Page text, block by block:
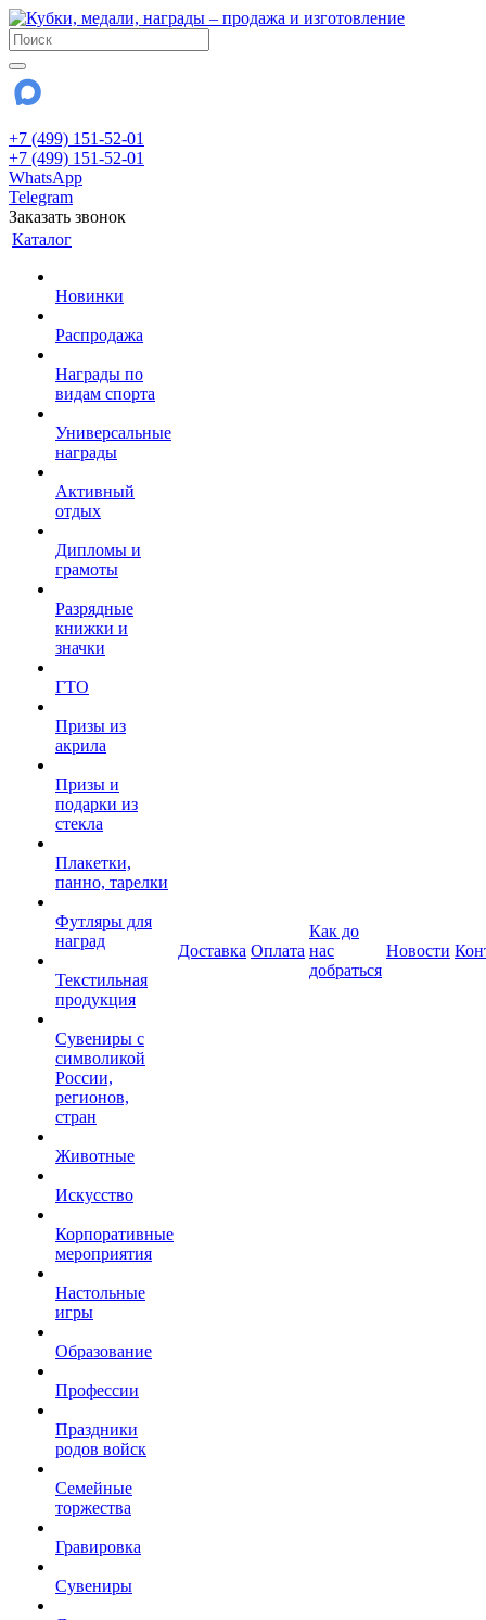
+7 (499) 151-52-01
+7 (499) 151-52-01
WhatsApp
Telegram
Заказать звонок
Каталог
Новинки
Распродажа
Награды по
видам спорта
Универсальные
награды
Активный
отдых
Дипломы и
грамоты
Разрядные
книжки и
значки
ГТО
Призы из
акрила
Призы и
подарки из
стекла
Плакетки,
панно, тарелки
Футляры для
наград
Текстильная
продукция
Сувениры с
символикой
России,
регионов,
стран
Животные
Искусство
Корпоративные
мероприятия
Настольные
игры
Образование
Профессии
Праздники
родов войск
Семейные
торжества
Гравировка
Сувениры
Доставка Оплата
Как до
нас
добраться
Новости